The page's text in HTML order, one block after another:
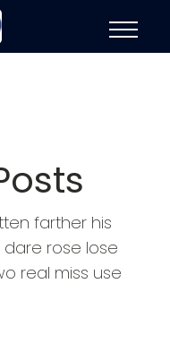
farther his
rose lose
real miss use